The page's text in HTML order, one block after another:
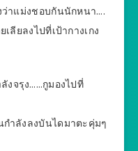
ว่าแม่งชอบกันนักหนา….
ลียลงไปที่เป้ากางเกง
งจรุง……กูมองไปที่
กำลังลงบันไดมาตะคุ่มๆ